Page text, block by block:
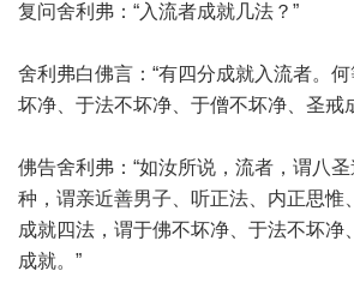
复问舍利弗：“入流者成就几法？”
舍利弗白佛言：“有四分成就入流者。
坏净、于法不坏净、于僧不坏净、圣戒
佛告舍利弗：“如汝所说，流者，谓八
种，谓亲近善男子、听正法、内正思惟
成就四法，谓于佛不坏净、于法不坏净
成就。”